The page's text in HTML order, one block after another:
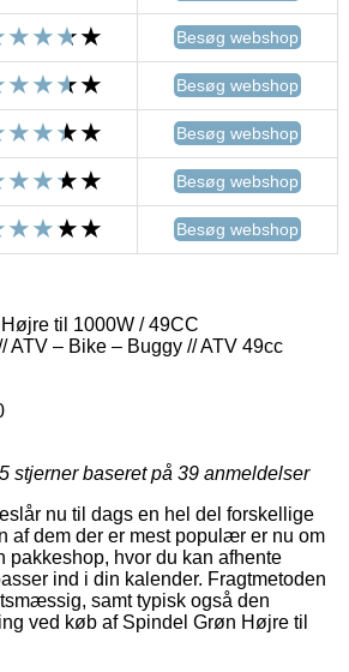
Besøg webshop
Besøg webshop
Besøg webshop
Besøg webshop
Besøg webshop
til 1000W / 49CC
ATV – Bike – Buggy // ATV 49cc
stjerner baseret på 39 anmeldelser
nu til dags en hel del forskellige
af dem der er mest populær er nu om
pakkeshop, hvor du kan afhente
ind i din kalender. Fragtmetoden
samt typisk også den
ved køb af Spindel Grøn Højre til